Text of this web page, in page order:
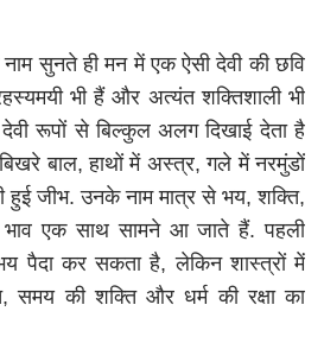
नाम सुनते ही मन में एक ऐसी देवी की छवि
भी हैं और अत्यंत शक्तिशाली भी
रूपों से बिल्कुल अलग दिखाई देता है
बाल, हाथों में अस्त्र, गले में नरमुंडों
हुई जीभ. उनके नाम मात्र से भय, शक्ति,
भाव एक साथ सामने आ जाते हैं. पहली
पैदा कर सकता है, लेकिन शास्त्रों में
समय की शक्ति और धर्म की रक्षा का